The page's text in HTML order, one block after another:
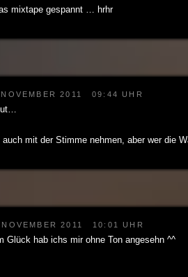
mixtape gespannt … hrhr
2011 09:44 UHR
mit der Stimme nehmen, aber wer die
2011 10:01 UHR
Glück hab ichs mir ohne Ton angesehn ^^